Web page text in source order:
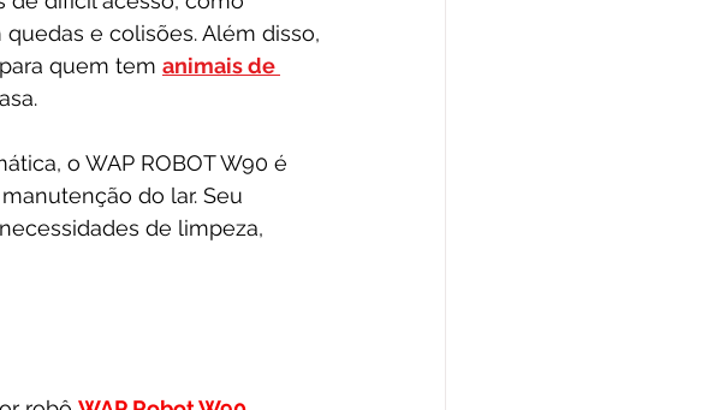
e colisões. Além disso,
quem tem animais de
o WAP ROBOT W90 é
do lar. Seu
de limpeza,